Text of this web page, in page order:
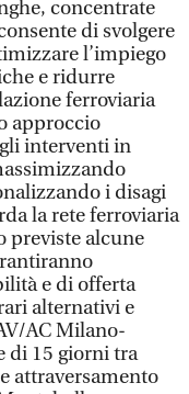
concentrate
di svolgere
l’impiego
e ridurre
ferroviaria
approccio
interventi in
i disagi
la rete ferroviaria
previste alcune
e di offerta
alternativi e
AC Milano-
di 15 giorni tra
attraversamento